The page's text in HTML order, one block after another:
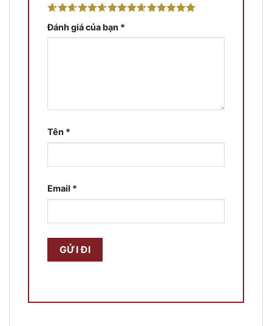
Đánh giá của bạn *
Tên *
Email *